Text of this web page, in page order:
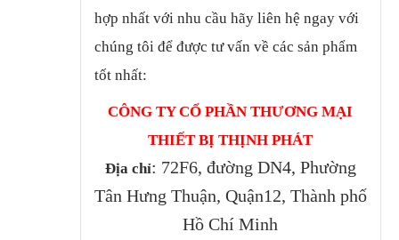
hợp nhất với nhu cầu hãy liên hệ ngay với
chúng tôi để được tư vấn về các sản phẩm
tốt nhất:
CÔNG TY CỔ PHẦN THƯƠNG MẠI
THIẾT BỊ THỊNH PHÁT
Địa chỉ: 72F6, đường DN4, Phường
Tân Hưng Thuận, Quận12, Thành phố
Hồ Chí Minh